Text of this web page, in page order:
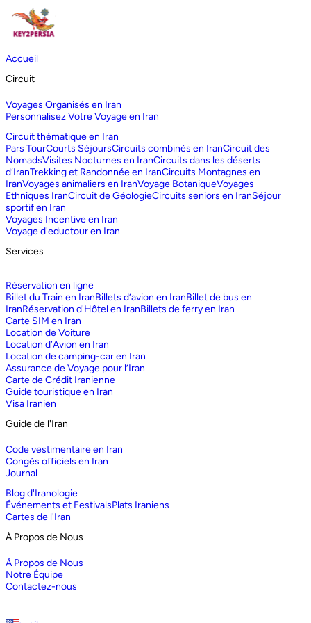
Accueil
Circuit
Voyages Organisés en Iran
Personnalisez Votre Voyage en Iran
Circuit thématique en Iran
Pars TourCourts SéjoursCircuits combinés en IranCircuit des
NomadsVisites Nocturnes en IranCircuits dans les déserts
d‘IranTrekking et Randonnée en IranCircuits Montagnes en
IranVoyages animaliers en IranVoyage BotaniqueVoyages
Ethniques IranCircuit de GéologieCircuits seniors en IranSéjour
sportif en Iran
Voyages Incentive en Iran
Voyage d'eductour en Iran
Services
Réservation en ligne
Billet du Train en IranBillets d’avion en IranBillet de bus en
IranRéservation d'Hôtel en IranBillets de ferry en Iran
Carte SIM en Iran
Location de Voiture
Location d’Avion en Iran
Location de camping-car en Iran
Assurance de Voyage pour l’Iran
Carte de Crédit Iranienne
Guide touristique en Iran
Visa Iranien
Guide de l'Iran
Code vestimentaire en Iran
Congés officiels en Iran
Journal
Blog d'Iranologie
Événements et FestivalsPlats Iraniens
Cartes de l'Iran
À Propos de Nous
À Propos de Nous
Notre Équipe
Contactez-nous